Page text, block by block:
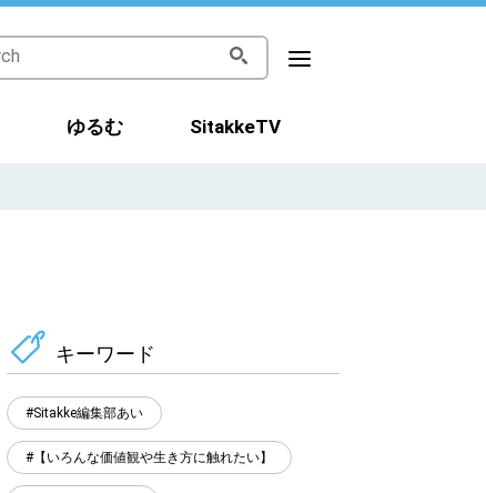
ゆるむ SitakkeTV
キーワード
Sitakke編集部あい
【いろんな価値観や生き方に触れたい】